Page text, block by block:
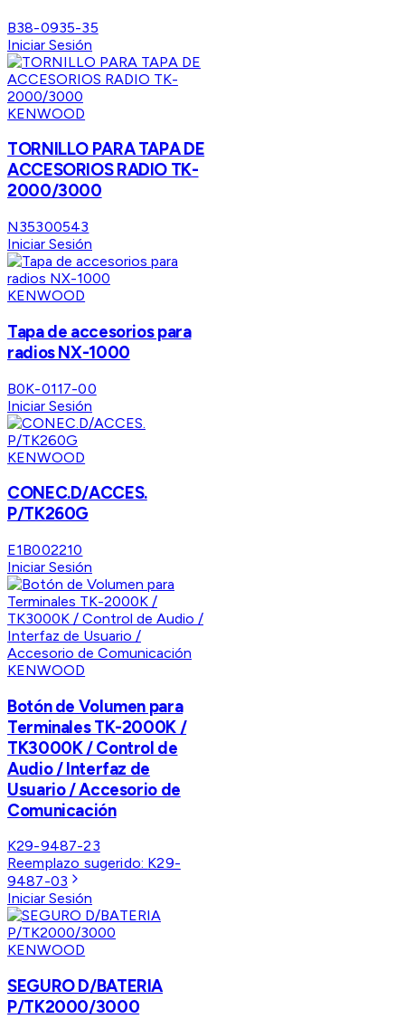
B38-0935-35
Iniciar Sesión
KENWOOD
TORNILLO PARA TAPA DE
ACCESORIOS RADIO TK-
2000/3000
N35300543
Iniciar Sesión
KENWOOD
Tapa de accesorios para
radios NX-1000
B0K-0117-00
Iniciar Sesión
KENWOOD
CONEC.D/ACCES.
P/TK260G
E1B002210
Iniciar Sesión
KENWOOD
Botón de Volumen para
Terminales TK-2000K /
TK3000K / Control de
Audio / Interfaz de
Usuario / Accesorio de
Comunicación
K29-9487-23
Reemplazo sugerido: K29-
9487-03
Iniciar Sesión
KENWOOD
SEGURO D/BATERIA
P/TK2000/3000